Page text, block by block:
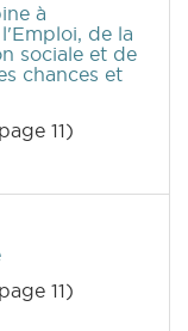
à
de la
sociale et de
chances et
11)
11)